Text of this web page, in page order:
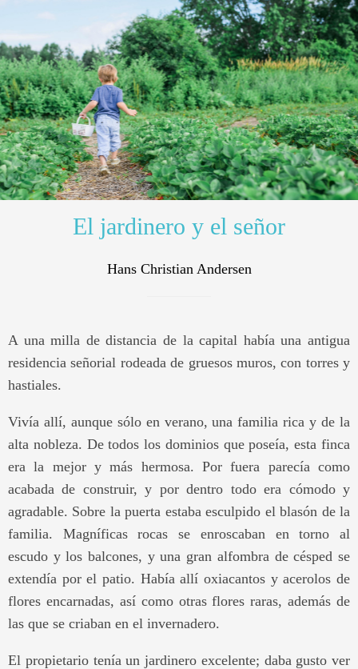
El jardinero y el señor
Hans Christian Andersen
A una milla de distancia de la capital había una antigua
residencia señorial rodeada de gruesos muros, con torres y
hastiales.
Vivía allí, aunque sólo en verano, una familia rica y de la
alta nobleza. De todos los dominios que poseía, esta finca
era la mejor y más hermosa. Por fuera parecía como
acabada de construir, y por dentro todo era cómodo y
agradable. Sobre la puerta estaba esculpido el blasón de la
familia. Magníficas rocas se enroscaban en torno al
escudo y los balcones, y una gran alfombra de césped se
extendía por el patio. Había allí oxiacantos y acerolos de
flores encarnadas, así como otras flores raras, además de
las que se criaban en el invernadero.
El propietario tenía un jardinero excelente; daba gusto ver